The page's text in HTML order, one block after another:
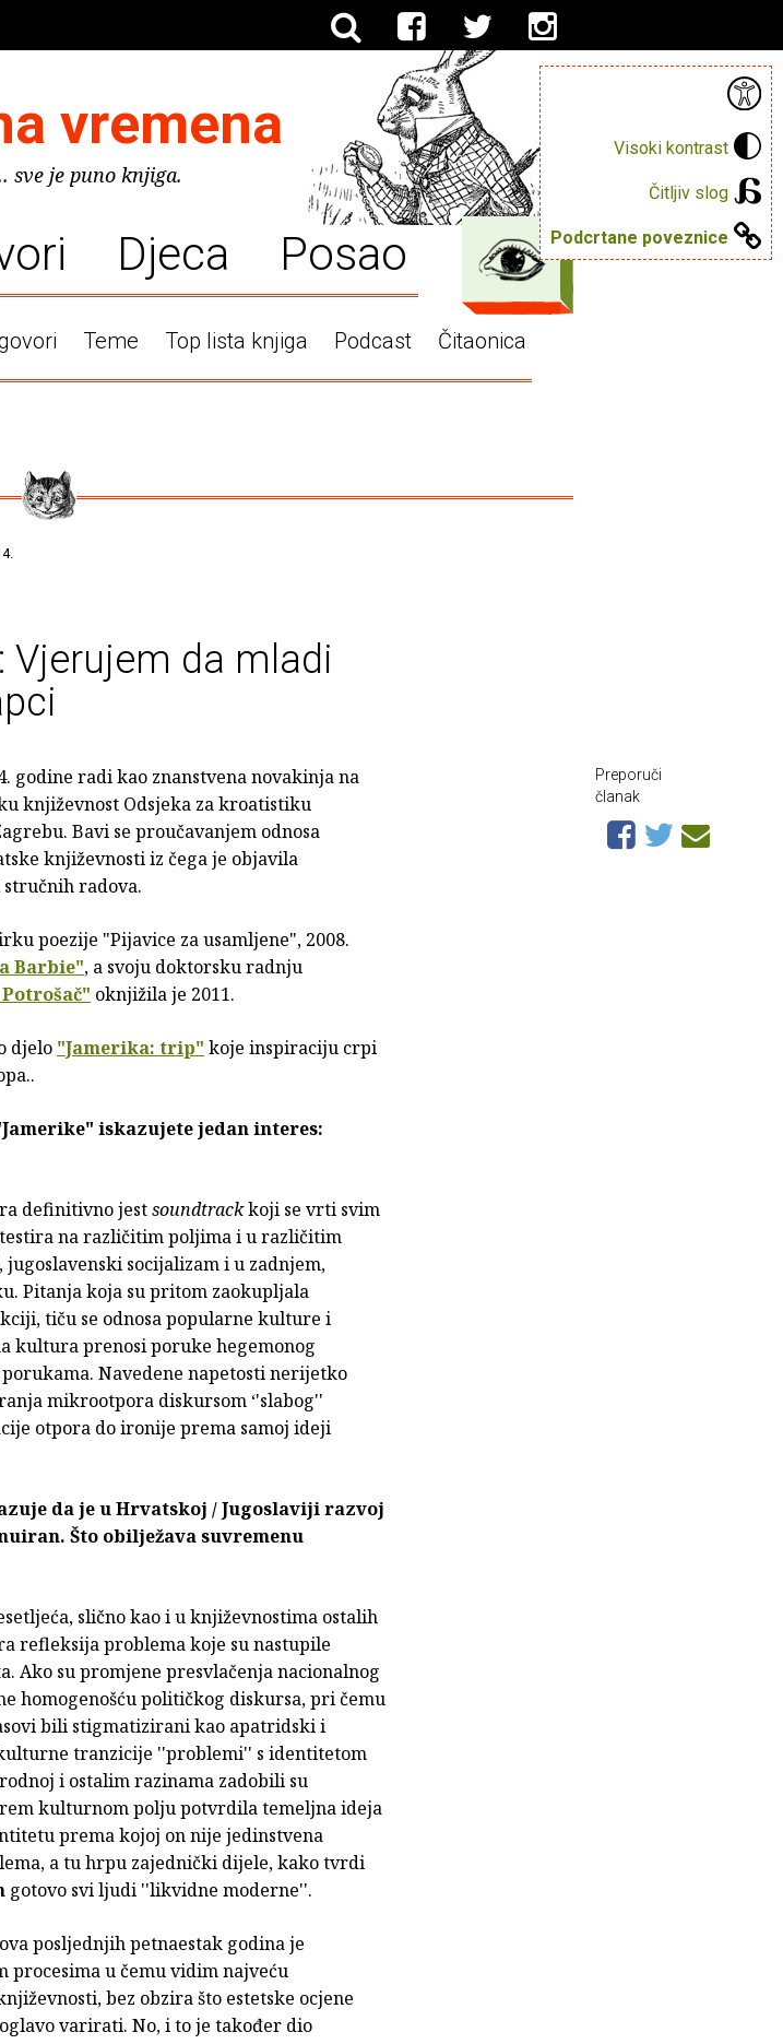
Visoki kontrast
Čitljiv slog
Podcrtane poveznice
vremena
sve je puno knjiga.
Djeca Posao
Teme Top lista knjiga Podcast Čitaonica
Vjerujem da mladi
godine radi kao znanstvena novakinja na
književnost Odsjeka za kroatistiku
Bavi se proučavanjem odnosa
književnosti iz čega je objavila
radova.
poezije "Pijavice za usamljene", 2008.
Barbie", a svoju doktorsku radnju
oknjižila je 2011.
djelo "Jamerika: trip" koje inspiraciju crpi
iskazujete jedan interes:
definitivno jestsoundtrackkoji se vrti svim
na različitim poljima i u različitim
socijalizam i u zadnjem,
Pitanja koja su pritom zaokupljala
tiču se odnosa popularne kulture i
kultura prenosi poruke hegemonog
Navedene napetosti nerijetko
mikrootpora diskursom ‘'slabog''
otpora do ironije prema samoj ideji
da je u Hrvatskoj / Jugoslaviji razvoj
Što obilježava suvremenu
slično kao i u književnostima ostalih
refleksija problema koje su nastupile
Ako su promjene presvlačenja nacionalnog
homogenošću političkog diskursa, pri čemu
bili stigmatizirani kao apatridski i
tranzicije ''problemi'' s identitetom
i ostalim razinama zadobili su
kulturnom polju potvrdila temeljna ideja
prema kojoj on nije jedinstvena
a tu hrpu zajednički dijele, kako tvrdi
gotovo svi ljudi ''likvidne moderne''.
posljednjih petnaestak godina je
u čemu vidim najveću
bez obzira što estetske ocjene
varirati. No, i to je također dio
Preporuči
članak